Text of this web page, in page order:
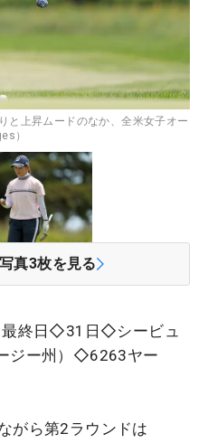
と上昇ムードのなか、全米女子オー
）
真3枚を見る
最終日◇31日◇シービュ
ジー州）◇6263ヤー
がら第2ラウンドは